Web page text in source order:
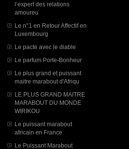
l’expert des relations
amoureu
Le n°1 en Retour Affectif en
Luxembourg
Le pacte avec le diable
Le parfum Porte-Bonheur
Le plus grand et puissant
maitre marabout d'Afriqu
LE PLUS GRAND MAITRE
MARABOUT DU MONDE
WIRIKOU
Le puissant marabout
africain en France
Le Puissant Marabout